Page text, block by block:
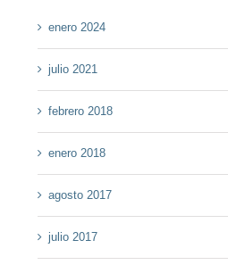
enero 2024
julio 2021
febrero 2018
enero 2018
agosto 2017
julio 2017